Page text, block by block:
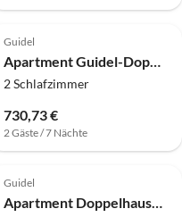
Guidel
Apartment Guidel-Doppelhaushälfte mit Strandzugang
2 Schlafzimmer
730,73 €
2 Gäste / 7 Nächte
Guidel
Apartment Doppelhaushälfte, 200 m zum Strand von Falaise